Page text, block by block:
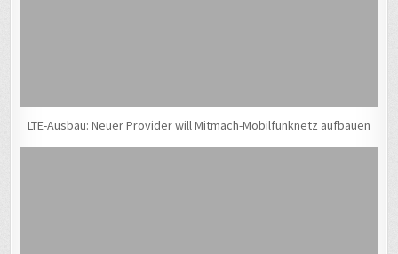
LTE-Ausbau: Neuer Provider will Mitmach-Mobilfunknetz aufbauen